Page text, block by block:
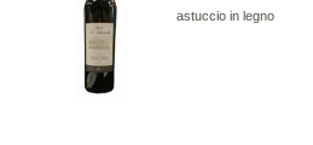
astuccio in legno